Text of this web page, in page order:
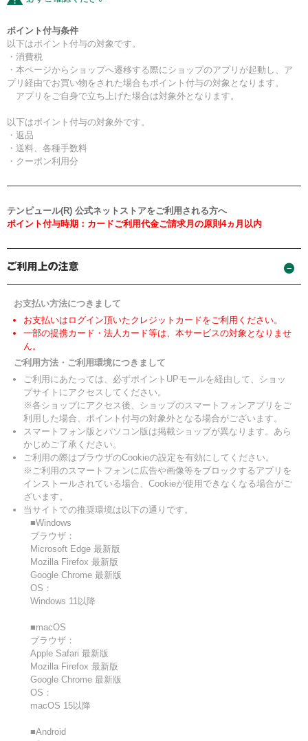
ポイント付与条件
以下はポイント付与の対象です。
・消費税
・本ページからショップへ遷移する際にショップのアプリが起動し、ア
プリ経由でお買い物をされた場合もポイント付与の対象となります。
アプリをご自身で立ち上げた場合は対象外となります。
以下はポイント付与の対象外です。
・返品
・送料、各種手数料
・クーポン利用分
テンピュール(R) 公式ネットストアをご利用される方へ
ポイント付与時期：カードご利用代金ご請求月の原則4ヵ月以内
お支払い方法につきまして
お支払いはログイン頂いたクレジットカードをご利用ください。
一部の提携カード・法人カード等は、本サービスの対象となりませ
ん。
ご利用方法・ご利用環境につきまして
ご利用にあたっては、必ずポイントUPモールを経由して、ショッ
プサイトにアクセスしてください。
※各ショップにアクセス後、ショップのスマートフォンアプリをご
利用した場合、ポイント付与の対象外となる場合がございます。
スマートフォン版とパソコン版は掲載ショップが異なります。あら
かじめご了承ください。
ご利用の際はブラウザのCookieの設定を有効にしてください。
※ご利用のスマートフォンに広告や画像等をブロックするアプリを
インストールされている場合、Cookieが使用できなくなる場合がご
ざいます。
当サイトでの推奨環境は以下の通りです。
■Windows
ブラウザ：
Microsoft Edge 最新版
Mozilla Firefox 最新版
Google Chrome 最新版
OS：
Windows 11以降
■macOS
ブラウザ：
Apple Safari 最新版
Mozilla Firefox 最新版
Google Chrome 最新版
OS：
macOS 15以降
■Android